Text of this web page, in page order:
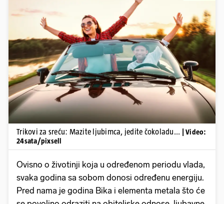
Pokretanje videa...
Trikovi za sreću: Mazite ljubimca, jedite čokoladu...
| Video:
24sata/pixsell
Ovisno o životinji koja u određenom periodu vlada,
svaka godina sa sobom donosi određenu energiju.
Pred nama je godina Bika i elementa metala što će